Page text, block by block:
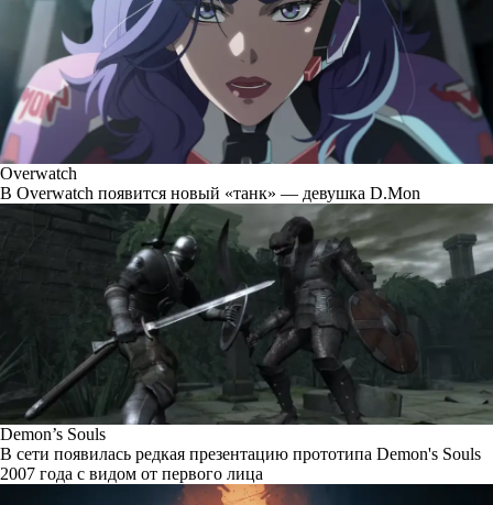
Overwatch
В Overwatch появится новый «танк» — девушка D.Mon
Demon’s Souls
В сети появилась редкая презентацию прототипа Demon's Souls
2007 года с видом от первого лица